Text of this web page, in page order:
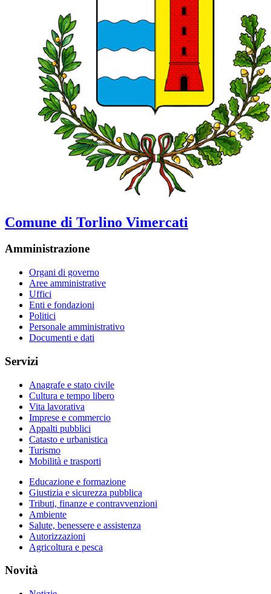
Comune di Torlino Vimercati
Amministrazione
Organi di governo
Aree amministrative
Uffici
Enti e fondazioni
Politici
Personale amministrativo
Documenti e dati
Servizi
Anagrafe e stato civile
Cultura e tempo libero
Vita lavorativa
Imprese e commercio
Appalti pubblici
Catasto e urbanistica
Turismo
Mobilità e trasporti
Educazione e formazione
Giustizia e sicurezza pubblica
Tributi, finanze e contravvenzioni
Ambiente
Salute, benessere e assistenza
Autorizzazioni
Agricoltura e pesca
Novità